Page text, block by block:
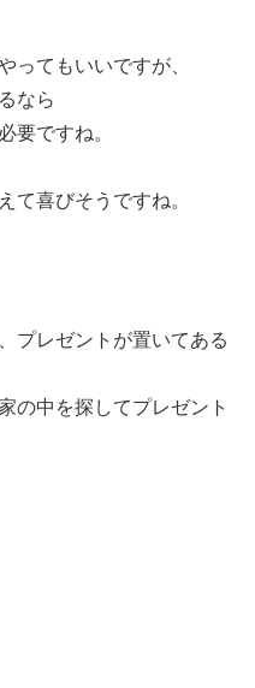
ってもいいですが、
なら
要ですね。
て喜びそうですね。
プレゼントが置いてある
の中を探してプレゼント